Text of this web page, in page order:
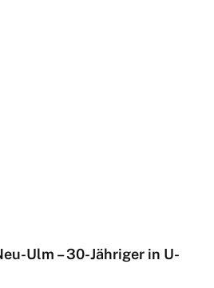
Ulm – 30-Jähriger in U-